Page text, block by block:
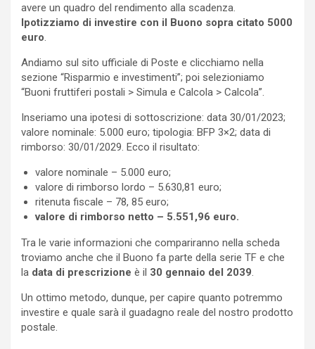
avere un quadro del rendimento alla scadenza.
Ipotizziamo di investire con il Buono sopra citato 5000
euro
Andiamo sul sito ufficiale di Poste e clicchiamo nella
sezione “Risparmio e investimenti”; poi selezioniamo
“Buoni fruttiferi postali > Simula e Calcola > Calcola”.
Inseriamo una ipotesi di sottoscrizione: data 30/01/2023;
valore nominale: 5.000 euro; tipologia: BFP 3×2; data di
rimborso: 30/01/2029. Ecco il risultato:
valore nominale – 5.000 euro;
valore di rimborso lordo – 5.630,81 euro;
ritenuta fiscale – 78, 85 euro;
valore di rimborso netto – 5.551,96 euro.
Tra le varie informazioni che compariranno nella scheda
troviamo anche che il Buono fa parte della serie TF e che
la data di prescrizione è il 30 gennaio del 2039
Un ottimo metodo, dunque, per capire quanto potremmo
investire e quale sarà il guadagno reale del nostro prodotto
postale.